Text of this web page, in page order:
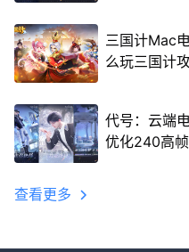
三国计Mac
么玩三国计
代号：云端
优化240高
查看更多